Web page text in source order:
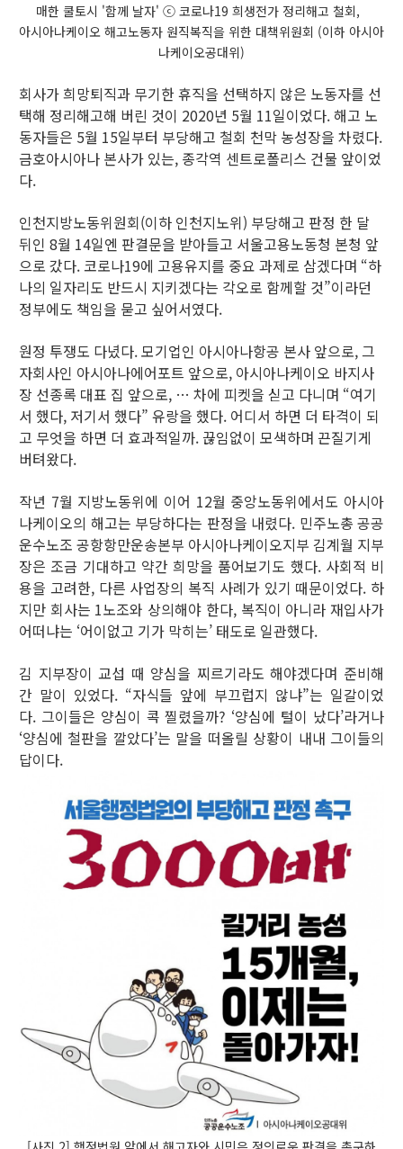
매한 쿨토시 '함께 날자' ⓒ 코로나19 희생전가 정리해고 철회,
아시아나케이오 해고노동자 원직복직을 위한 대책위원회 (이하 아시아
나케이오공대위)
회사가 희망퇴직과 무기한 휴직을 선택하지 않은 노동자를 선
택해 정리해고해 버린 것이 2020년 5월 11일이었다. 해고 노
동자들은 5월 15일부터 부당해고 철회 천막 농성장을 차렸다.
금호아시아나 본사가 있는, 종각역 센트로폴리스 건물 앞이었
다.
인천지방노동위원회(이하 인천지노위) 부당해고 판정 한 달
뒤인 8월 14일엔 판결문을 받아들고 서울고용노동청 본청 앞
으로 갔다. 코로나19에 고용유지를 중요 과제로 삼겠다며 “하
나의 일자리도 반드시 지키겠다는 각오로 함께할 것”이라던
정부에도 책임을 묻고 싶어서였다.
원정 투쟁도 다녔다. 모기업인 아시아나항공 본사 앞으로, 그
자회사인 아시아나에어포트 앞으로, 아시아나케이오 바지사
장 선종록 대표 집 앞으로, … 차에 피켓을 싣고 다니며 “여기
서 했다, 저기서 했다” 유랑을 했다. 어디서 하면 더 타격이 되
고 무엇을 하면 더 효과적일까. 끊임없이 모색하며 끈질기게
버텨왔다.
작년 7월 지방노동위에 이어 12월 중앙노동위에서도 아시아
나케이오의 해고는 부당하다는 판정을 내렸다. 민주노총 공공
운수노조 공항항만운송본부 아시아나케이오지부 김계월 지부
장은 조금 기대하고 약간 희망을 품어보기도 했다. 사회적 비
용을 고려한, 다른 사업장의 복직 사례가 있기 때문이었다. 하
지만 회사는 1노조와 상의해야 한다, 복직이 아니라 재입사가
어떠냐는 ‘어이없고 기가 막히는’ 태도로 일관했다.
김 지부장이 교섭 때 양심을 찌르기라도 해야겠다며 준비해
간 말이 있었다. “자식들 앞에 부끄럽지 않냐”는 일갈이었
다. 그이들은 양심이 콕 찔렸을까? ‘양심에 털이 났다’라거나
‘양심에 철판을 깔았다’는 말을 떠올릴 상황이 내내 그이들의
답이다.